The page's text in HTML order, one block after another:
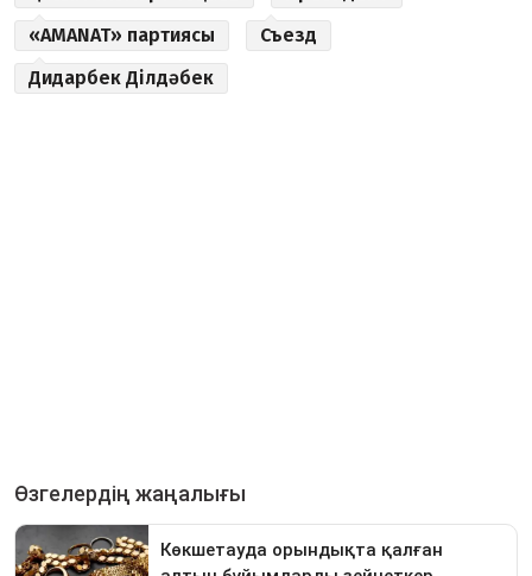
«AMANAT» партиясы
Съезд
Дидарбек Ділдәбек